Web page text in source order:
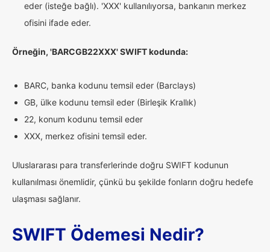
eder (isteğe bağlı). 'XXX' kullanılıyorsa, bankanın merkez
ofisini ifade eder.
Örneğin, 'BARCGB22XXX' SWIFT kodunda:
BARC, banka kodunu temsil eder (Barclays)
GB, ülke kodunu temsil eder (Birleşik Krallık)
22, konum kodunu temsil eder
XXX, merkez ofisini temsil eder.
Uluslararası para transferlerinde doğru SWIFT kodunun
kullanılması önemlidir, çünkü bu şekilde fonların doğru hedefe
ulaşması sağlanır.
SWIFT Ödemesi Nedir?